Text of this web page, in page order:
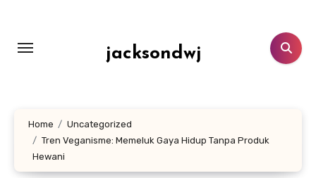
konten
jacksondwj
Home
Uncategorized
Tren Veganisme: Memeluk Gaya Hidup Tanpa Produk
Hewani